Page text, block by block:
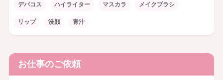
デパコス ハイライター マスカラ メイクブラシ
リップ 洗顔 青汁
お仕事のご依頼